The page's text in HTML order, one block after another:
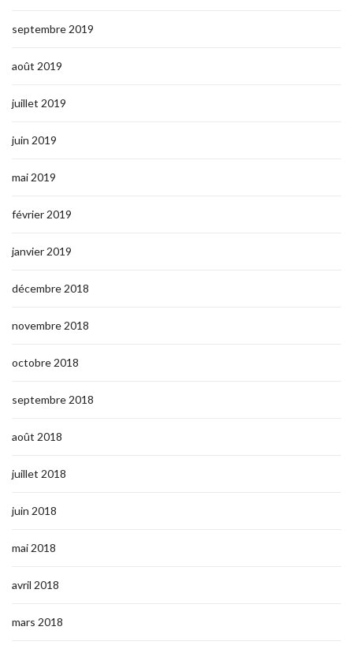
septembre 2019
août 2019
juillet 2019
juin 2019
mai 2019
février 2019
janvier 2019
décembre 2018
novembre 2018
octobre 2018
septembre 2018
août 2018
juillet 2018
juin 2018
mai 2018
avril 2018
mars 2018